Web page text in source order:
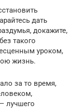
дать
докажите,
такого
уроком,
жизнь.
за то время,
лучшего